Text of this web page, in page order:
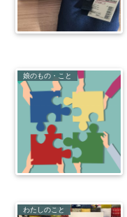
娘のもの・こと
わたしのこと